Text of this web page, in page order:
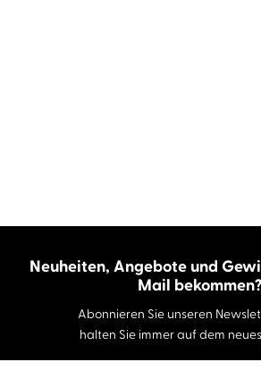
Neuheiten, Angebote und
Mail bekommen?
Abonnieren Sie unseren
halten Sie immer auf dem